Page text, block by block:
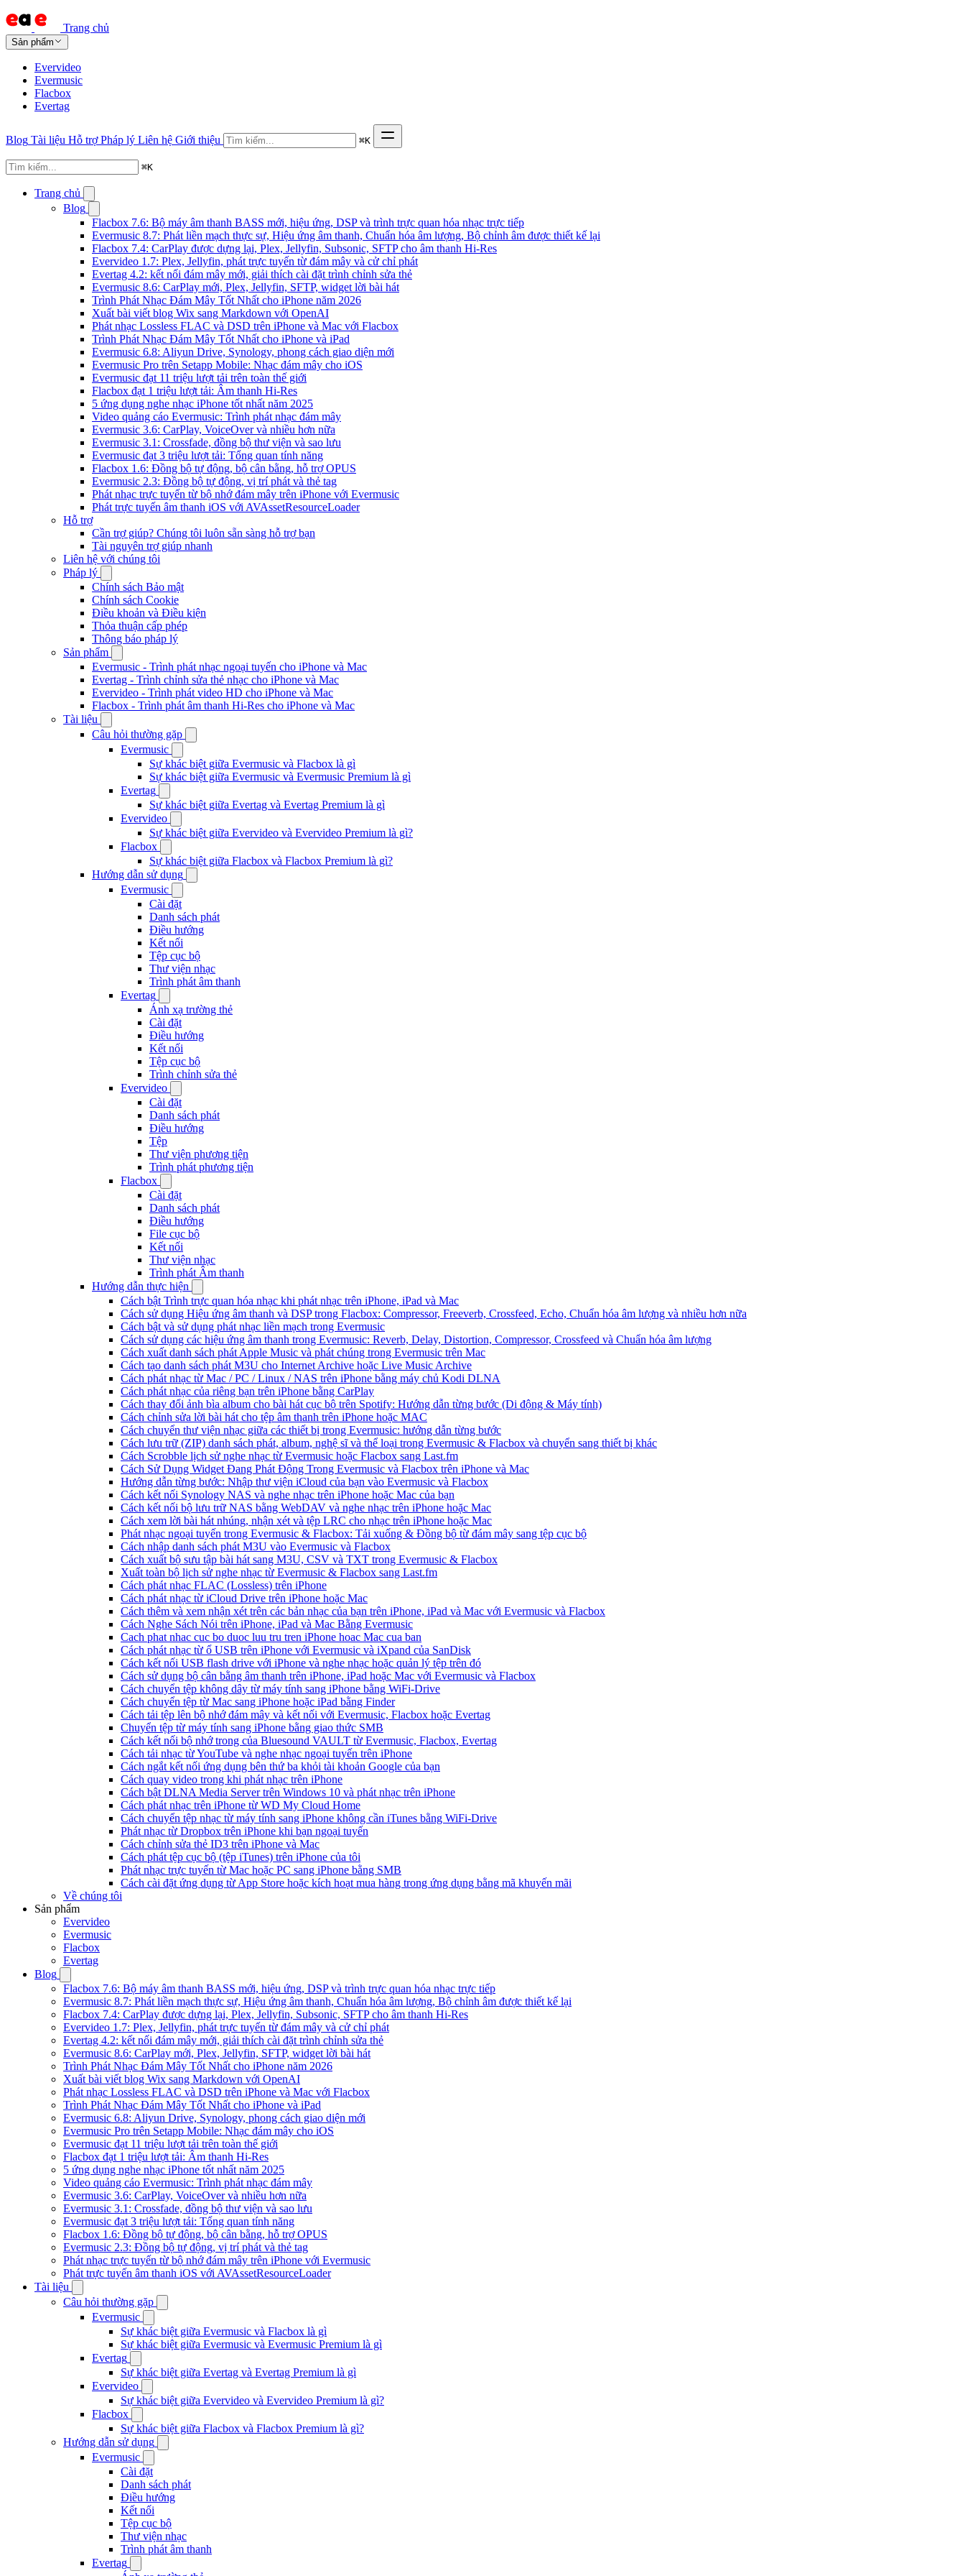
Trang chủ
Sản phẩm
Evervideo
Evermusic
Flacbox
Evertag
Blog Tài liệu Hỗ trợ Pháp lý Liên hệ Giới thiệu ⌘K
⌘K
Trang chủ
Blog
Flacbox 7.6: Bộ máy âm thanh BASS mới, hiệu ứng, DSP và trình trực quan hóa nhạc trực tiếp
Evermusic 8.7: Phát liền mạch thực sự, Hiệu ứng âm thanh, Chuẩn hóa âm lượng, Bộ chỉnh âm được thiết kế lại
Flacbox 7.4: CarPlay được dựng lại, Plex, Jellyfin, Subsonic, SFTP cho âm thanh Hi-Res
Evervideo 1.7: Plex, Jellyfin, phát trực tuyến từ đám mây và cử chỉ phát
Evertag 4.2: kết nối đám mây mới, giải thích cài đặt trình chỉnh sửa thẻ
Evermusic 8.6: CarPlay mới, Plex, Jellyfin, SFTP, widget lời bài hát
Trình Phát Nhạc Đám Mây Tốt Nhất cho iPhone năm 2026
Xuất bài viết blog Wix sang Markdown với OpenAI
Phát nhạc Lossless FLAC và DSD trên iPhone và Mac với Flacbox
Trình Phát Nhạc Đám Mây Tốt Nhất cho iPhone và iPad
Evermusic 6.8: Aliyun Drive, Synology, phong cách giao diện mới
Evermusic Pro trên Setapp Mobile: Nhạc đám mây cho iOS
Evermusic đạt 11 triệu lượt tải trên toàn thế giới
Flacbox đạt 1 triệu lượt tải: Âm thanh Hi-Res
5 ứng dụng nghe nhạc iPhone tốt nhất năm 2025
Video quảng cáo Evermusic: Trình phát nhạc đám mây
Evermusic 3.6: CarPlay, VoiceOver và nhiều hơn nữa
Evermusic 3.1: Crossfade, đồng bộ thư viện và sao lưu
Evermusic đạt 3 triệu lượt tải: Tổng quan tính năng
Flacbox 1.6: Đồng bộ tự động, bộ cân bằng, hỗ trợ OPUS
Evermusic 2.3: Đồng bộ tự động, vị trí phát và thẻ tag
Phát nhạc trực tuyến từ bộ nhớ đám mây trên iPhone với Evermusic
Phát trực tuyến âm thanh iOS với AVAssetResourceLoader
Hỗ trợ
Cần trợ giúp? Chúng tôi luôn sẵn sàng hỗ trợ bạn
Tài nguyên trợ giúp nhanh
Liên hệ với chúng tôi
Pháp lý
Chính sách Bảo mật
Chính sách Cookie
Điều khoản và Điều kiện
Thỏa thuận cấp phép
Thông báo pháp lý
Sản phẩm
Evermusic - Trình phát nhạc ngoại tuyến cho iPhone và Mac
Evertag - Trình chỉnh sửa thẻ nhạc cho iPhone và Mac
Evervideo - Trình phát video HD cho iPhone và Mac
Flacbox - Trình phát âm thanh Hi-Res cho iPhone và Mac
Tài liệu
Câu hỏi thường gặp
Evermusic
Sự khác biệt giữa Evermusic và Flacbox là gì
Sự khác biệt giữa Evermusic và Evermusic Premium là gì
Evertag
Sự khác biệt giữa Evertag và Evertag Premium là gì
Evervideo
Sự khác biệt giữa Evervideo và Evervideo Premium là gì?
Flacbox
Sự khác biệt giữa Flacbox và Flacbox Premium là gì?
Hướng dẫn sử dụng
Evermusic
Cài đặt
Danh sách phát
Điều hướng
Kết nối
Tệp cục bộ
Thư viện nhạc
Trình phát âm thanh
Evertag
Ánh xạ trường thẻ
Cài đặt
Điều hướng
Kết nối
Tệp cục bộ
Trình chỉnh sửa thẻ
Evervideo
Cài đặt
Danh sách phát
Điều hướng
Tệp
Thư viện phương tiện
Trình phát phương tiện
Flacbox
Cài đặt
Danh sách phát
Điều hướng
File cục bộ
Kết nối
Thư viện nhạc
Trình phát Âm thanh
Hướng dẫn thực hiện
Cách bật Trình trực quan hóa nhạc khi phát nhạc trên iPhone, iPad và Mac
Cách sử dụng Hiệu ứng âm thanh và DSP trong Flacbox: Compressor, Freeverb, Crossfeed, Echo, Chuẩn hóa âm lượng và nhiều hơn nữa
Cách bật và sử dụng phát nhạc liền mạch trong Evermusic
Cách sử dụng các hiệu ứng âm thanh trong Evermusic: Reverb, Delay, Distortion, Compressor, Crossfeed và Chuẩn hóa âm lượng
Cách xuất danh sách phát Apple Music và phát chúng trong Evermusic trên Mac
Cách tạo danh sách phát M3U cho Internet Archive hoặc Live Music Archive
Cách phát nhạc từ Mac / PC / Linux / NAS trên iPhone bằng máy chủ Kodi DLNA
Cách phát nhạc của riêng bạn trên iPhone bằng CarPlay
Cách thay đổi ảnh bìa album cho bài hát cục bộ trên Spotify: Hướng dẫn từng bước (Di động & Máy tính)
Cách chỉnh sửa lời bài hát cho tệp âm thanh trên iPhone hoặc MAC
Cách chuyển thư viện nhạc giữa các thiết bị trong Evermusic: hướng dẫn từng bước
Cách lưu trữ (ZIP) danh sách phát, album, nghệ sĩ và thể loại trong Evermusic & Flacbox và chuyển sang thiết bị khác
Cách Scrobble lịch sử nghe nhạc từ Evermusic hoặc Flacbox sang Last.fm
Cách Sử Dụng Widget Đang Phát Động Trong Evermusic và Flacbox trên iPhone và Mac
Hướng dẫn từng bước: Nhập thư viện iCloud của bạn vào Evermusic và Flacbox
Cách kết nối Synology NAS và nghe nhạc trên iPhone hoặc Mac của bạn
Cách kết nối bộ lưu trữ NAS bằng WebDAV và nghe nhạc trên iPhone hoặc Mac
Cách xem lời bài hát nhúng, nhận xét và tệp LRC cho nhạc trên iPhone hoặc Mac
Phát nhạc ngoại tuyến trong Evermusic & Flacbox: Tải xuống & Đồng bộ từ đám mây sang tệp cục bộ
Cách nhập danh sách phát M3U vào Evermusic và Flacbox
Cách xuất bộ sưu tập bài hát sang M3U, CSV và TXT trong Evermusic & Flacbox
Xuất toàn bộ lịch sử nghe nhạc từ Evermusic & Flacbox sang Last.fm
Cách phát nhạc FLAC (Lossless) trên iPhone
Cách phát nhạc từ iCloud Drive trên iPhone hoặc Mac
Cách thêm và xem nhận xét trên các bản nhạc của bạn trên iPhone, iPad và Mac với Evermusic và Flacbox
Cách Nghe Sách Nói trên iPhone, iPad và Mac Bằng Evermusic
Cach phat nhac cuc bo duoc luu tru tren iPhone hoac Mac cua ban
Cách phát nhạc từ ổ USB trên iPhone với Evermusic và iXpand của SanDisk
Cách kết nối USB flash drive với iPhone và nghe nhạc hoặc quản lý tệp trên đó
Cách sử dụng bộ cân bằng âm thanh trên iPhone, iPad hoặc Mac với Evermusic và Flacbox
Cách chuyển tệp không dây từ máy tính sang iPhone bằng WiFi-Drive
Cách chuyển tệp từ Mac sang iPhone hoặc iPad bằng Finder
Cách tải tệp lên bộ nhớ đám mây và kết nối với Evermusic, Flacbox hoặc Evertag
Chuyển tệp từ máy tính sang iPhone bằng giao thức SMB
Cách kết nối bộ nhớ trong của Bluesound VAULT từ Evermusic, Flacbox, Evertag
Cách tải nhạc từ YouTube và nghe nhạc ngoại tuyến trên iPhone
Cách ngắt kết nối ứng dụng bên thứ ba khỏi tài khoản Google của bạn
Cách quay video trong khi phát nhạc trên iPhone
Cách bật DLNA Media Server trên Windows 10 và phát nhạc trên iPhone
Cách phát nhạc trên iPhone từ WD My Cloud Home
Cách chuyển tệp nhạc từ máy tính sang iPhone không cần iTunes bằng WiFi-Drive
Phát nhạc từ Dropbox trên iPhone khi bạn ngoại tuyến
Cách chỉnh sửa thẻ ID3 trên iPhone và Mac
Cách phát tệp cục bộ (tệp iTunes) trên iPhone của tôi
Phát nhạc trực tuyến từ Mac hoặc PC sang iPhone bằng SMB
Cách cài đặt ứng dụng từ App Store hoặc kích hoạt mua hàng trong ứng dụng bằng mã khuyến mãi
Về chúng tôi
Sản phẩm
Evervideo
Evermusic
Flacbox
Evertag
Blog
Flacbox 7.6: Bộ máy âm thanh BASS mới, hiệu ứng, DSP và trình trực quan hóa nhạc trực tiếp
Evermusic 8.7: Phát liền mạch thực sự, Hiệu ứng âm thanh, Chuẩn hóa âm lượng, Bộ chỉnh âm được thiết kế lại
Flacbox 7.4: CarPlay được dựng lại, Plex, Jellyfin, Subsonic, SFTP cho âm thanh Hi-Res
Evervideo 1.7: Plex, Jellyfin, phát trực tuyến từ đám mây và cử chỉ phát
Evertag 4.2: kết nối đám mây mới, giải thích cài đặt trình chỉnh sửa thẻ
Evermusic 8.6: CarPlay mới, Plex, Jellyfin, SFTP, widget lời bài hát
Trình Phát Nhạc Đám Mây Tốt Nhất cho iPhone năm 2026
Xuất bài viết blog Wix sang Markdown với OpenAI
Phát nhạc Lossless FLAC và DSD trên iPhone và Mac với Flacbox
Trình Phát Nhạc Đám Mây Tốt Nhất cho iPhone và iPad
Evermusic 6.8: Aliyun Drive, Synology, phong cách giao diện mới
Evermusic Pro trên Setapp Mobile: Nhạc đám mây cho iOS
Evermusic đạt 11 triệu lượt tải trên toàn thế giới
Flacbox đạt 1 triệu lượt tải: Âm thanh Hi-Res
5 ứng dụng nghe nhạc iPhone tốt nhất năm 2025
Video quảng cáo Evermusic: Trình phát nhạc đám mây
Evermusic 3.6: CarPlay, VoiceOver và nhiều hơn nữa
Evermusic 3.1: Crossfade, đồng bộ thư viện và sao lưu
Evermusic đạt 3 triệu lượt tải: Tổng quan tính năng
Flacbox 1.6: Đồng bộ tự động, bộ cân bằng, hỗ trợ OPUS
Evermusic 2.3: Đồng bộ tự động, vị trí phát và thẻ tag
Phát nhạc trực tuyến từ bộ nhớ đám mây trên iPhone với Evermusic
Phát trực tuyến âm thanh iOS với AVAssetResourceLoader
Tài liệu
Câu hỏi thường gặp
Evermusic
Sự khác biệt giữa Evermusic và Flacbox là gì
Sự khác biệt giữa Evermusic và Evermusic Premium là gì
Evertag
Sự khác biệt giữa Evertag và Evertag Premium là gì
Evervideo
Sự khác biệt giữa Evervideo và Evervideo Premium là gì?
Flacbox
Sự khác biệt giữa Flacbox và Flacbox Premium là gì?
Hướng dẫn sử dụng
Evermusic
Cài đặt
Danh sách phát
Điều hướng
Kết nối
Tệp cục bộ
Thư viện nhạc
Trình phát âm thanh
Evertag